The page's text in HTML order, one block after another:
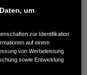
um
zur Identifikation
auf einem
von Werbeleistung
sowie Entwicklung